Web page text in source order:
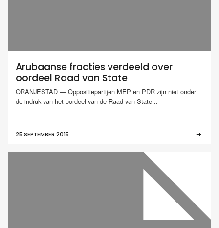
Arubaanse fracties verdeeld over
oordeel Raad van State
ORANJESTAD — Oppositiepartijen MEP en PDR zijn niet onder
de indruk van het oordeel van de Raad van State...
25 SEPTEMBER 2015